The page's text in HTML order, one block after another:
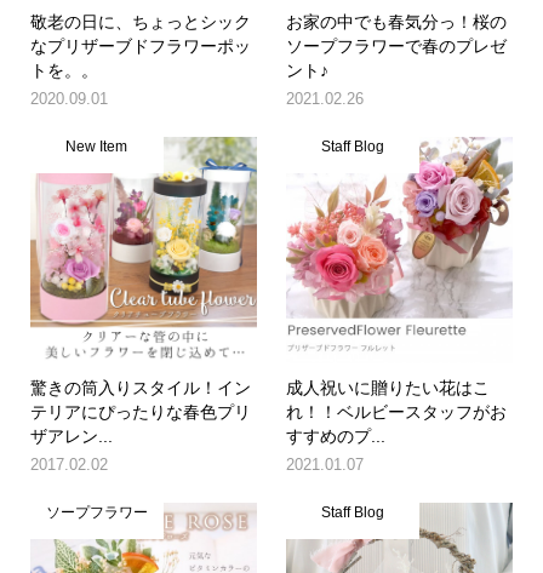
敬老の日に、ちょっとシック
なプリザーブドフラワーポッ
トを。。
2020.09.01
お家の中でも春気分っ！桜の
ソープフラワーで春のプレゼ
ント♪
2021.02.26
New Item
驚きの筒入りスタイル！イン
テリアにぴったりな春色プリ
ザアレン...
2017.02.02
Staff Blog
成人祝いに贈りたい花はこ
れ！！ベルビースタッフがお
すすめのプ...
2021.01.07
ソープフラワー Staff Blog